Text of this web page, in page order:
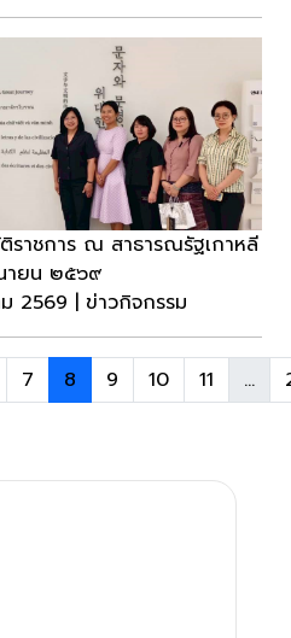
ราชการ ณ สาธารณรัฐเกาหลี
ายน ๒๕๖๙
2569 | ข่าวกิจกรรม
7 8 9 10 11 ...